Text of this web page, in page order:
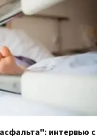
интервью с